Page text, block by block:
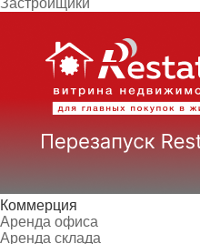
Застройщики
Коммерция
Аренда офиса
Аренда склада